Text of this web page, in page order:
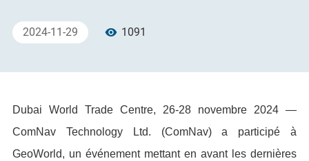
2024-11-29 1091
Dubai World Trade Centre, 26-28 novembre 2024 —
ComNav Technology Ltd. (ComNav) a participé à
GeoWorld, un événement mettant en avant les dernières